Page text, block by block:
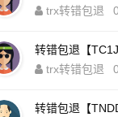
trx转错包退
trx转错包退